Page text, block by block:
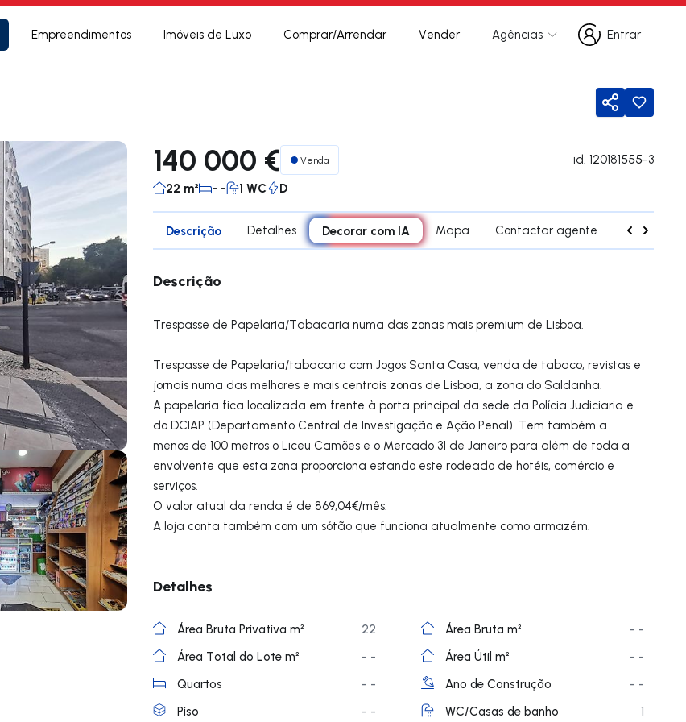
Empreendimentos Imóveis de Luxo Comprar/Arrendar Vender Agências
Entrar
Entrar
Partilhar
140 000 € Venda id. 120181555-3
22 m² - - 1 WC D
Descrição Detalhes Decorar com IA Mapa Contactar agente
Descrição
Trespasse de Papelaria/Tabacaria numa das zonas mais premium de Lisboa.
Trespasse de Papelaria/tabacaria com Jogos Santa Casa, venda de tabaco, revistas e
jornais numa das melhores e mais centrais zonas de Lisboa, a zona do Saldanha.
A papelaria fica localizada em frente à porta principal da sede da Polícia Judiciaria e
do DCIAP (Departamento Central de Investigação e Ação Penal). Tem também a
menos de 100 metros o Liceu Camões e o Mercado 31 de Janeiro para além de toda a
envolvente que esta zona proporciona estando este rodeado de hotéis, comércio e
serviços.
O valor atual da renda é de 869,04€/mês.
A loja conta também com um sótão que funciona atualmente como armazém.
Detalhes
Área Bruta Privativa m² 22 Área Bruta m²
- -
Área Total do Lote m²
- - Área Útil m²
- -
Quartos
- - Ano de Construção
- -
Piso
- - WC/Casas de banho 1